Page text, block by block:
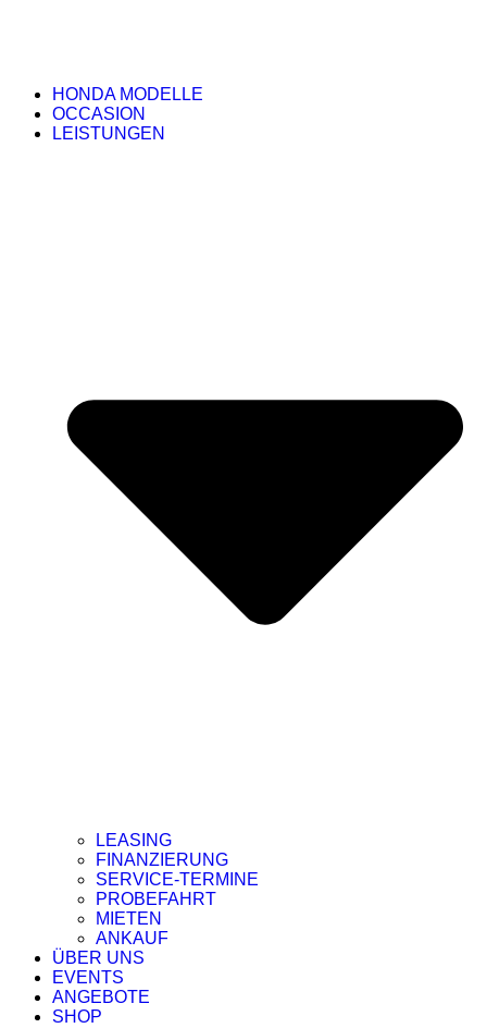
HONDA MODELLE
OCCASION
LEISTUNGEN
LEASING
FINANZIERUNG
SERVICE-TERMINE
PROBEFAHRT
MIETEN
ANKAUF
ÜBER UNS
EVENTS
ANGEBOTE
SHOP